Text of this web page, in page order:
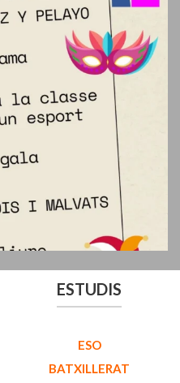
ESTUDIS
ESO
BATXILLERAT